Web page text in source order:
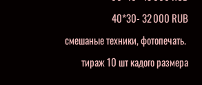
40*30- 32 000 RUB
смешаные техники, фотопечать.
тираж 10 шт кадого размера